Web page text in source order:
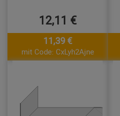
12,11 €
11,39 €
mit Code: CxLyh2Ajne